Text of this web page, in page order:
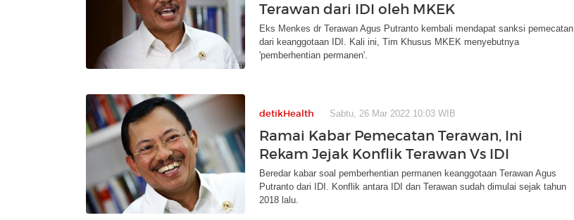
Terawan dari IDI oleh MKEK
Eks Menkes dr Terawan Agus Putranto kembali mendapat sanksi pemecatan
dari keanggotaan IDI. Kali ini, Tim Khusus MKEK menyebutnya
'pemberhentian permanen'.
detikHealth Sabtu, 26 Mar 2022 10:03 WIB
Ramai Kabar Pemecatan Terawan, Ini
Rekam Jejak Konflik Terawan Vs IDI
Beredar kabar soal pemberhentian permanen keanggotaan Terawan Agus
Putranto dari IDI. Konflik antara IDI dan Terawan sudah dimulai sejak tahun
2018 lalu.